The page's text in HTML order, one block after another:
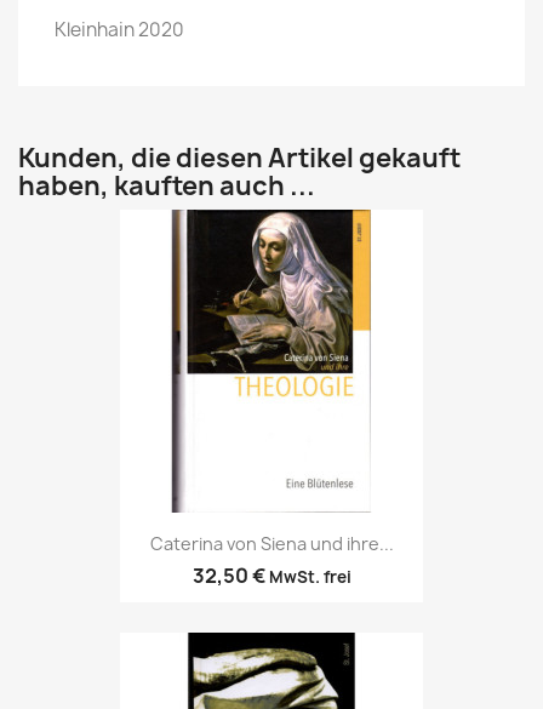
Kleinhain 2020
Kunden, die diesen Artikel gekauft
haben, kauften auch ...
Caterina von Siena und ihre...
32,50 € MwSt. frei